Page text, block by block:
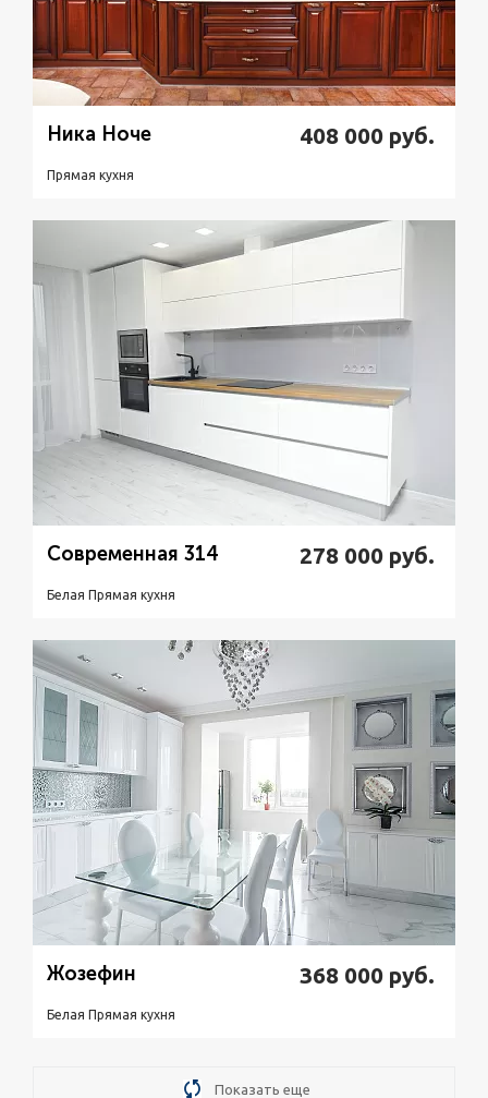
Ника Ноче 408 000 руб.
Прямая кухня
Узнать стоимость
Современная 314 278 000 руб.
Белая Прямая кухня
Подробнее Узнать стоимость
Жозефин 368 000 руб.
Белая Прямая кухня
Подробнее
Показать еще